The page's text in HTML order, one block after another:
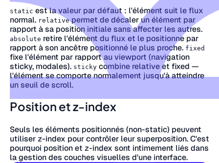
static est la valeur par défaut : l'élément suit le flux
normal. relativepermet de décaler un élément par
rapport à sa position initiale sans affecter les autres.
absolute retire l'élément du flux et le positionne par
rapport à son ancêtre positionné le plus proche. fixed
fixe l'élément par rapport au viewport (navigation
sticky, modales). sticky combine relative et fixed —
l'élément se comporte normalement jusqu'à atteindre
un seuil de scroll.
Position et z-index
Seuls les éléments positionnés (non-static) peuvent
utiliser z-index pour contrôler leur superposition. C'est
pourquoi position et z-index sont intimement liés dans
la gestion des couches visuelles d'une interface.